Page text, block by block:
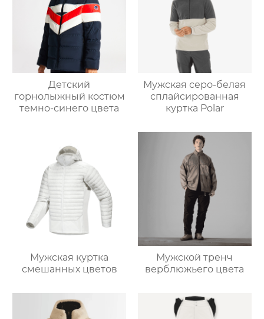
Детский
горнолыжный костюм
темно-синего цвета
Мужская серо-белая
сплайсированная
куртка Polar
Мужская куртка
смешанных цветов
Мужской тренч
верблюжьего цвета